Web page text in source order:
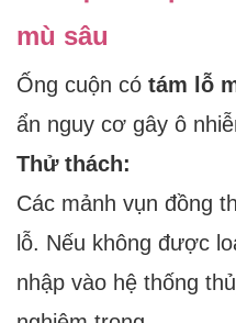
mù sâu
Ống cuộn có tám lỗ
ẩn nguy cơ gây ô
Thử thách:
Các mảnh vụn đồng
lỗ. Nếu không được
nhập vào hệ thống